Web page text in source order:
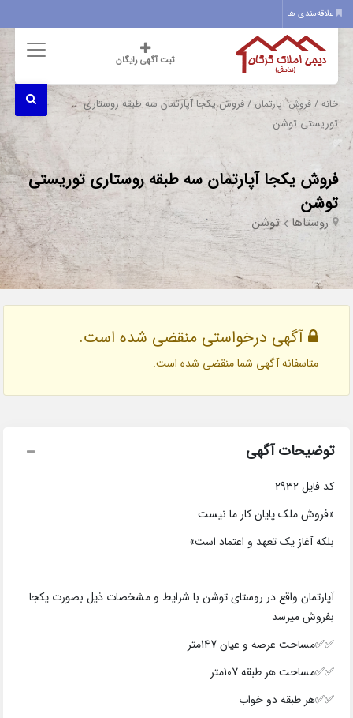
علاقه‌مندی ها
ثبت آگهی رایگان
خانه /فروش آپارتمان / فروش یکجا آپارتمان سه طبقه روستاری
توریستی توشن
فروش یکجا آپارتمان سه طبقه روستاری توریستی
توشن
روستاها توشن
آگهی درخواستی منقضی شده است.
متاسفانه آگهی شما منقضی شده است.
توضیحات آگهی
کد فایل 2932
«فروش ملک پایان کار ما نیست
بلکه آغاز یک تعهد و اعتماد است»
آپارتمان واقع در روستای توشن با شرایط و مشخصات ذیل بصورت یکجا
بفروش میرسد
✅✅مساحت عرصه و عیان 147متر
✅✅مساحت هر طبقه 107متر
✅✅هر طبقه دو خواب